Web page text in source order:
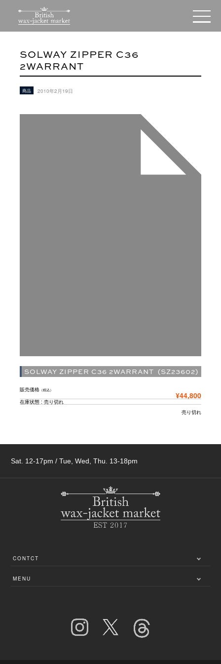
SOLWAY ZIPPER C36
2WARRANT
商品 2010年2月19日
SOLWAY ZIPPER C36 2WARRANT (SZ23602)
販売価格 （税込）
¥44,800
在庫状態 : 売り切れ
売り切れ
Sat. 12-17pm / Tue, Wed, Thu. 13-18pm
CONTCT
〒249-0005
MENU
特定商取引法に基づく表記